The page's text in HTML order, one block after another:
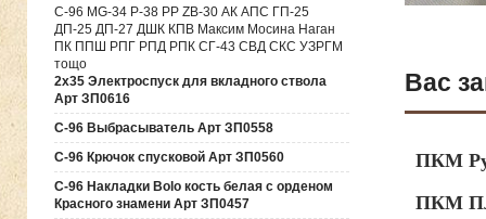
C-96 MG-34 P-38 PP ZB-30 АК АПС ГП-25
ДП-25 ДП-27 ДШК КПВ Максим Мосина Наган
ПК ППШ РПГ РПД РПК СГ-43 СВД CКС УЗРГМ
тощо
2х35 Электроспуск для вкладного ствола
Арт ЗП0616
C-96 Выбрасыватель Арт ЗП0558
C-96 Крючок спусковой Арт ЗП0560
C-96 Накладки Bolo кость белая с орденом
Красного знамени Арт ЗП0457
Вас
ПКМ
ПКМ